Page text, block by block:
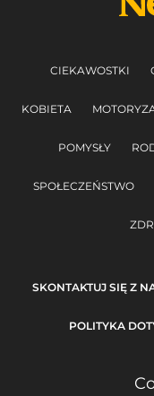
CIEKAWOSTKI
KOBIETA
POMYSŁY
SPOŁECZEŃSTWO
SKONTAKTUJ SIĘ Z
POLITYKA